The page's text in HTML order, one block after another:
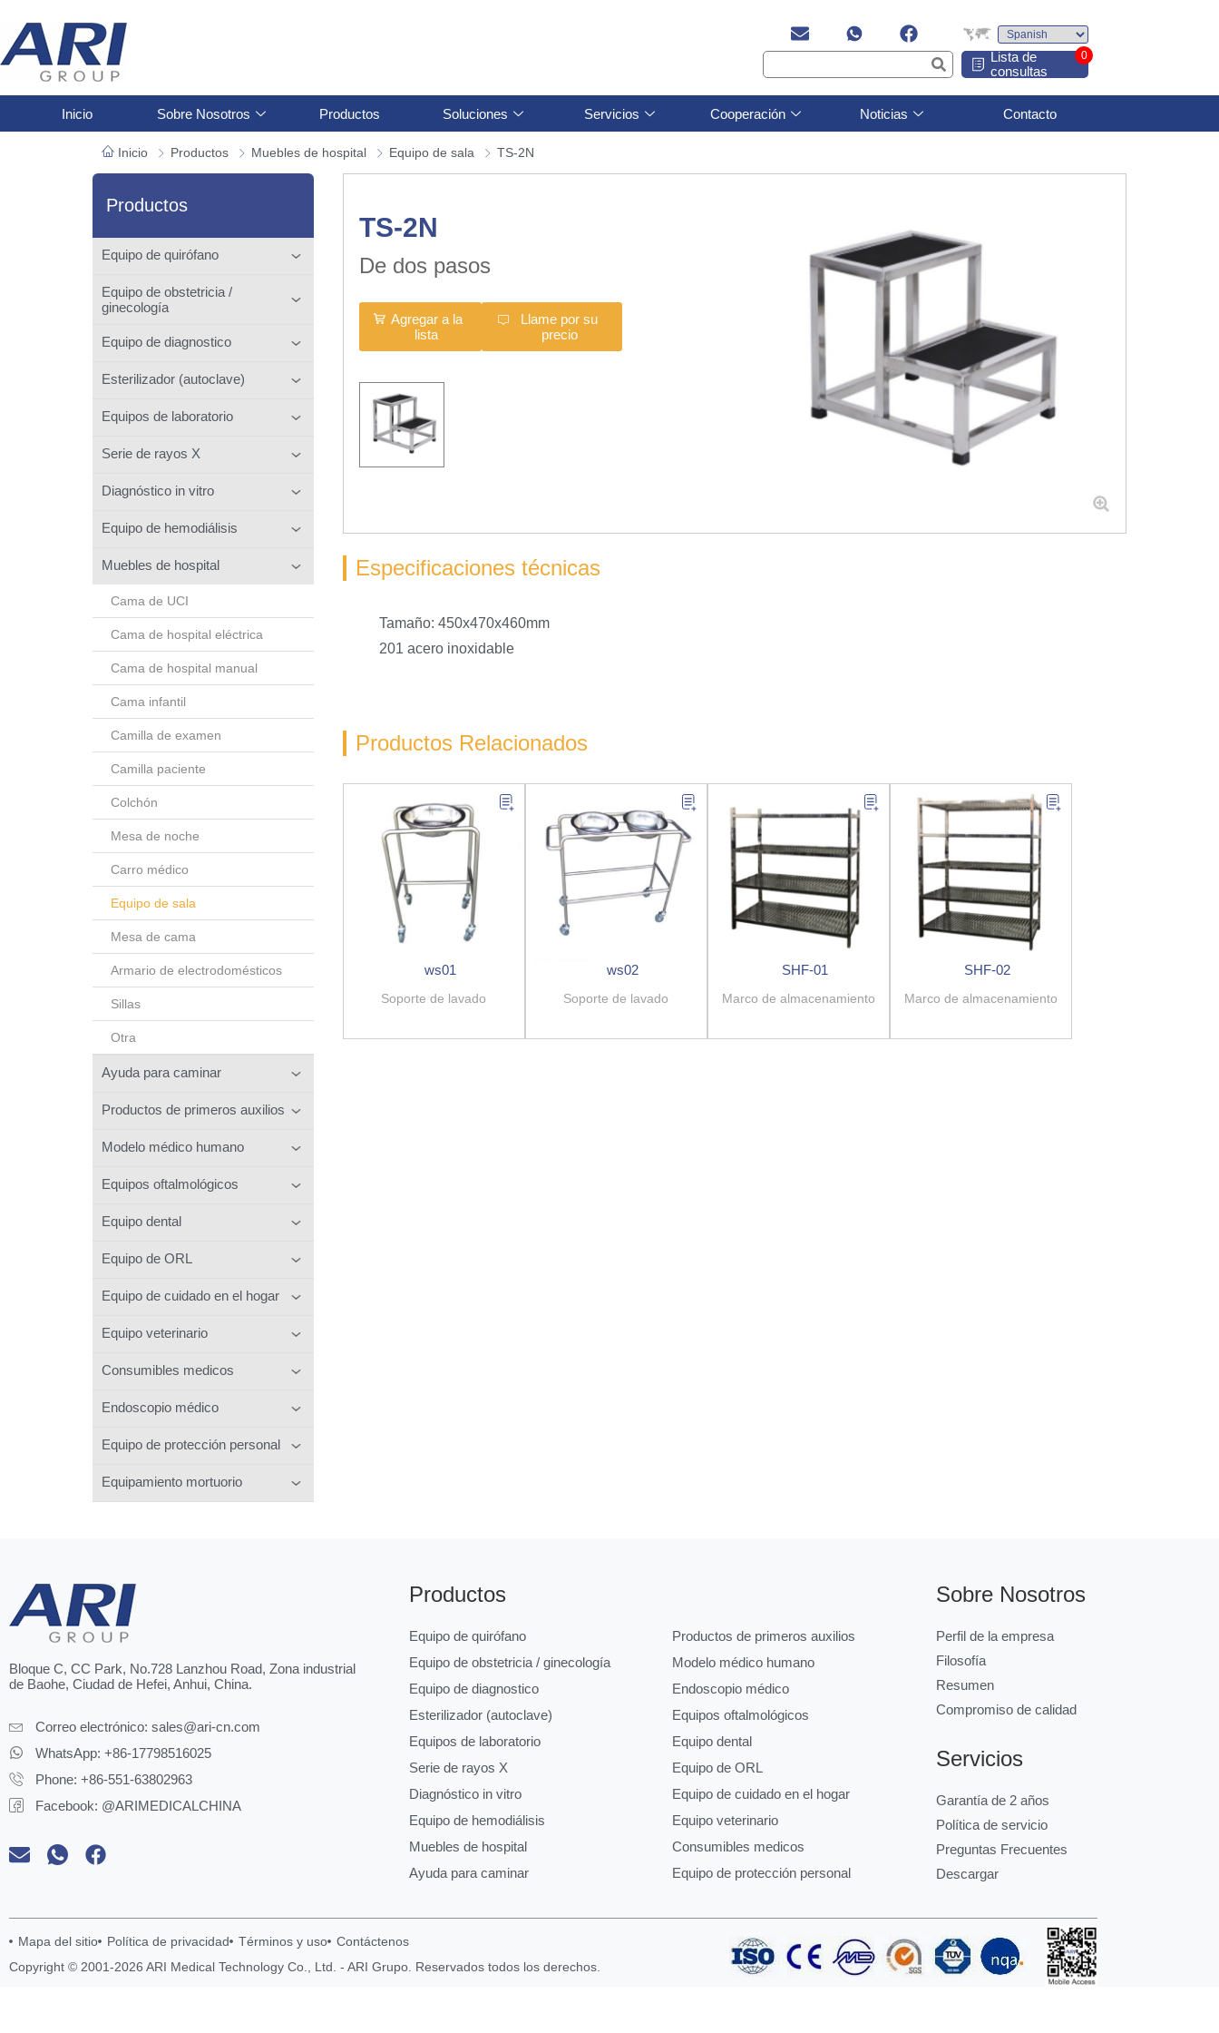
Lista de
consultas
0
Inicio Sobre Nosotros Productos Soluciones Servicios Cooperación Noticias Contacto
Inicio Productos Muebles de hospital Equipo de sala TS-2N
Productos
Equipo de quirófano
Equipo de obstetricia /
ginecología
Equipo de diagnostico
Esterilizador (autoclave)
Equipos de laboratorio
Serie de rayos X
Diagnóstico in vitro
Equipo de hemodiálisis
Muebles de hospital
Cama de UCI
Cama de hospital eléctrica
Cama de hospital manual
Cama infantil
Camilla de examen
Camilla paciente
Colchón
Mesa de noche
Carro médico
Equipo de sala
Mesa de cama
Armario de electrodomésticos
Sillas
Otra
Ayuda para caminar
Productos de primeros auxilios
Modelo médico humano
Equipos oftalmológicos
Equipo dental
Equipo de ORL
Equipo de cuidado en el hogar
Equipo veterinario
Consumibles medicos
Endoscopio médico
Equipo de protección personal
Equipamiento mortuorio
TS-2N
De dos pasos
Agregar a la
lista
Llame por su
precio
Especificaciones técnicas
Tamaño: 450x470x460mm
201 acero inoxidable
Productos Relacionados
ws01
Soporte de lavado
ws02
Soporte de lavado
SHF-01
Marco de almacenamiento
SHF-02
Marco de almacenamiento
Bloque C, CC Park, No.728 Lanzhou Road, Zona industrial
de Baohe, Ciudad de Hefei, Anhui, China.
Correo electrónico: sales@ari-cn.com
WhatsApp: +86-17798516025
Phone: +86-551-63802963
Facebook: @ARIMEDICALCHINA
Productos
Equipo de quirófano
Equipo de obstetricia / ginecología
Equipo de diagnostico
Esterilizador (autoclave)
Equipos de laboratorio
Serie de rayos X
Diagnóstico in vitro
Equipo de hemodiálisis
Muebles de hospital
Ayuda para caminar
Productos de primeros auxilios
Modelo médico humano
Endoscopio médico
Equipos oftalmológicos
Equipo dental
Equipo de ORL
Equipo de cuidado en el hogar
Equipo veterinario
Consumibles medicos
Equipo de protección personal
Sobre Nosotros
Perfil de la empresa
Filosofía
Resumen
Compromiso de calidad
Servicios
Garantía de 2 años
Política de servicio
Preguntas Frecuentes
Descargar
Mapa del sitio Política de privacidad Términos y uso
Contáctenos
Copyright © 2001-2026 ARI Medical Technology Co., Ltd. - ARI Grupo. Reservados todos los derechos.